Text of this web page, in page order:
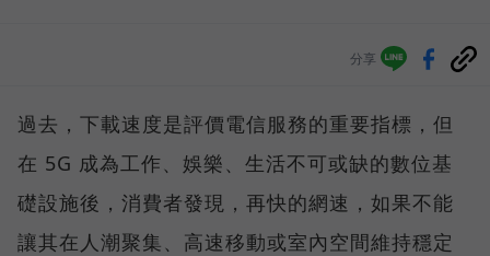
分享
過去，下載速度是評價電信服務的重要指標，但
在 5G 成為工作、娛樂、生活不可或缺的數位基
礎設施後，消費者發現，再快的網速，如果不能
讓其在人潮聚集、高速移動或室內空間維持穩定